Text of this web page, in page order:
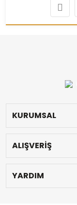
KURUMSAL
ALIŞVERİŞ
YARDIM